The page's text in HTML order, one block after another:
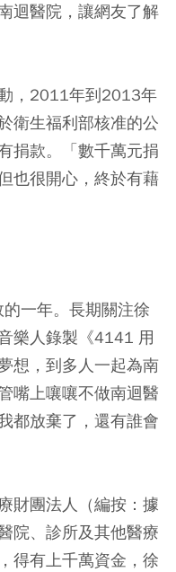
迴醫院，讓網友了解
，2011年到2013年
衛生福利部核准的公
捐款。「數千萬元捐
也很開心，終於有藉
一年。長期關注徐
樂人錄製《4141 用
想，到多人一起為南
嘴上嚷嚷不做南迴醫
都放棄了，還有誰會
財團法人（編按：據
院、診所及其他醫療
得有上千萬資金，徐